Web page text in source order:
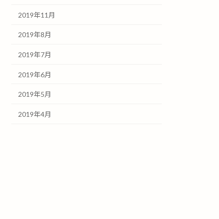
2019年11月
2019年8月
2019年7月
2019年6月
2019年5月
2019年4月